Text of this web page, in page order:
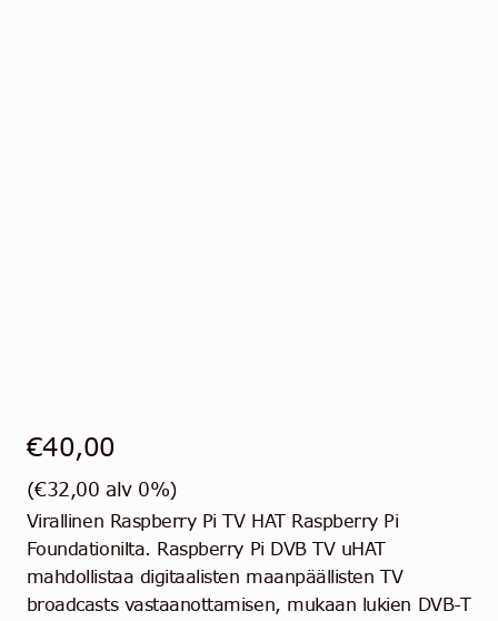
€40,00
(€32,00 alv 0%)
Virallinen Raspberry Pi TV HAT Raspberry Pi
Foundationilta. Raspberry Pi DVB TV uHAT
mahdollistaa digitaalisten maanpäällisten TV
broadcasts vastaanottamisen, mukaan lukien DVB-T